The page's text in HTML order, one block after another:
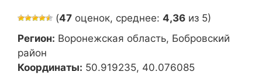
(47 оценок, среднее: 4,36 из 5)
Регион: Воронежская область, Бобровский
район
Координаты: 50.919235, 40.076085